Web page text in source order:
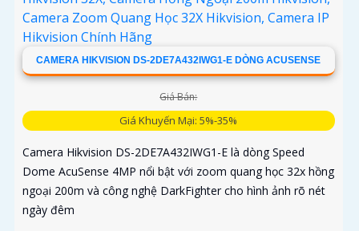
CAMERA HIKVISION DS-2DE7A432IWG1-E DÒNG ACUSENSE
Giá Bán:
Giá Khuyến Mại: 5%-35%
Camera Hikvision DS-2DE7A432IWG1-E là dòng Speed
Dome AcuSense 4MP nổi bật với zoom quang học 32x hồng
ngoại 200m và công nghệ DarkFighter cho hình ảnh rõ nét
ngày đêm